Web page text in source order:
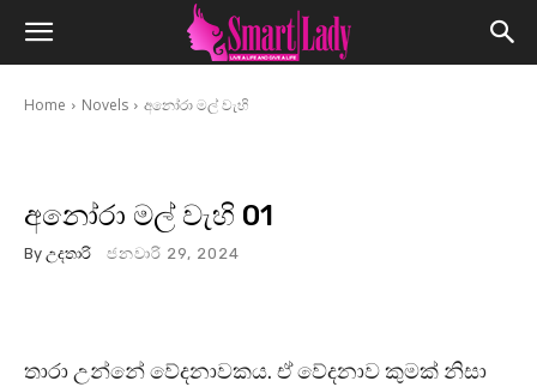
Home Novels අනෝරා මල් වැහි
අනෝරා මල් වැහි 01
By උදතාරි ජනවාරි 29, 2024
තාරා උන්නේ වේදනාවකය. ඒ වේදනාව කුමක් නිසා